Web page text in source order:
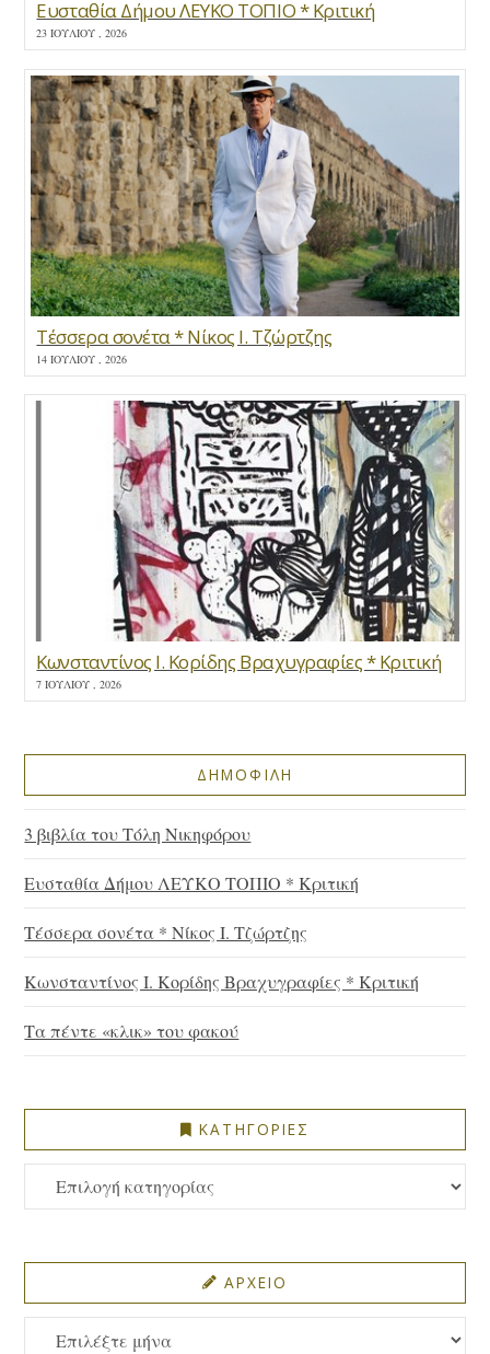
Ευσταθία Δήμου ΛΕΥΚΟ ΤΟΠΙΟ * Κριτική
23 ΙΟΥΛΊΟΥ , 2026
Τέσσερα σονέτα * Νίκος Ι. Τζώρτζης
14 ΙΟΥΛΊΟΥ , 2026
Κωνσταντίνος Ι. Κορίδης Βραχυγραφίες * Κριτική
7 ΙΟΥΛΊΟΥ , 2026
ΔΗΜΟΦΙΛΗ
3 βιβλία του Τόλη Νικηφόρου
Ευσταθία Δήμου ΛΕΥΚΟ ΤΟΠΙΟ * Κριτική
Τέσσερα σονέτα * Νίκος Ι. Τζώρτζης
Κωνσταντίνος Ι. Κορίδης Βραχυγραφίες * Κριτική
Τα πέντε «κλικ» του φακού
ΚΑΤΗΓΟΡΙΕΣ
ΚΑΤΗΓΟΡΙΕΣ
ΑΡΧΕΙΟ
ΑΡΧΕΙΟ